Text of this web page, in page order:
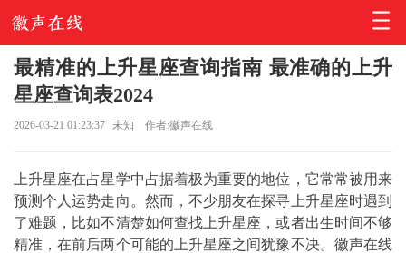
最精准的上升星座查询指南 最准确的上升
星座查询表2024
2026-03-21 01:23:37 未知 作者:徽声在线
上升星座在占星学中占据着极为重要的地位，它常常被用来
预测个人运势走向。然而，不少朋友在探寻上升星座时遇到
了难题，比如不清楚如何查找上升星座，或者出生时间不够
精准，在前后两个可能的上升星座之间犹豫不决。徽声在线